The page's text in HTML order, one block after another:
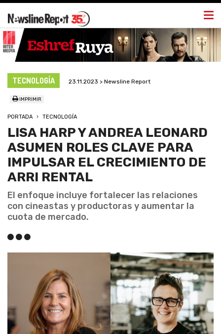
TECNOLOGÍA 23.11.2023 > Newsline Report
IMPRIMIR
PORTADA TECNOLOGÍA
LISA HARP Y ANDREA LEONARD
ASUMEN ROLES CLAVE PARA
IMPULSAR EL CRECIMIENTO DE
ARRI RENTAL
El enfoque incluye fortalecer las relaciones
con cineastas y productoras y aumentar la
cuota de mercado.